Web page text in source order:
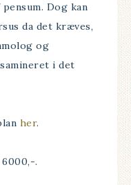
Dog kan
da det kræves,
og
i det
her.
.